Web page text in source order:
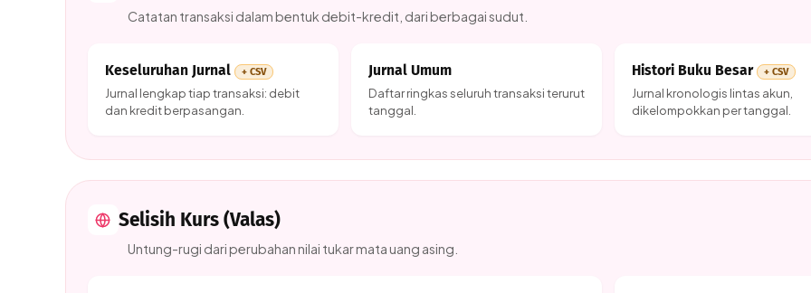
Catatan transaksi dalam bentuk debit-kredit, dari berbagai sudut.
Keseluruhan Jurnal + CSV
Jurnal lengkap tiap transaksi: debit
dan kredit berpasangan.
Jurnal Umum
Daftar ringkas seluruh transaksi terurut
tanggal.
Histori Buku Besar + CSV
Jurnal kronologis lintas akun,
dikelompokkan per tanggal.
Selisih Kurs (Valas)
Untung-rugi dari perubahan nilai tukar mata uang asing.